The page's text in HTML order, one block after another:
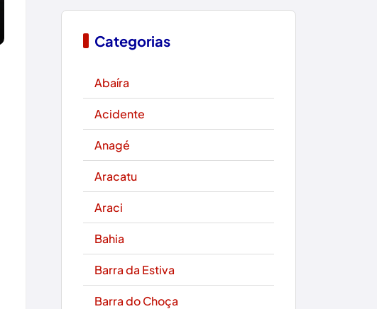
Categorias
Abaíra
Acidente
Anagé
Aracatu
Araci
Bahia
Barra da Estiva
Barra do Choça